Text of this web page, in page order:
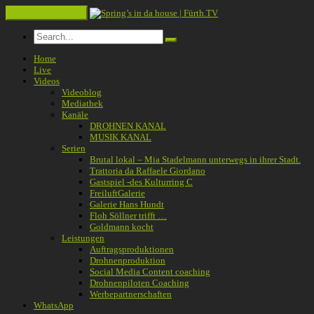
Home
Live
Videos
Videoblog
Mediathek
Kanäle
DROHNEN KANAL
MUSIK KANAL
Serien
Brutal lokal – Mia Stadelmann unterwegs in ihrer Stadt.
Trattoria da Raffaele Giordano
Gastspiel -des Kulturring C
FreiluftGalerie
Galerie Hans Hundt
Floh Söllner trifft …
Goldmann kocht
Leistungen
Auftragsproduktionen
Drohnenproduktion
Social Media Content coaching
Drohnenpiloten Coaching
Werbepartnerschaften
WhatsApp